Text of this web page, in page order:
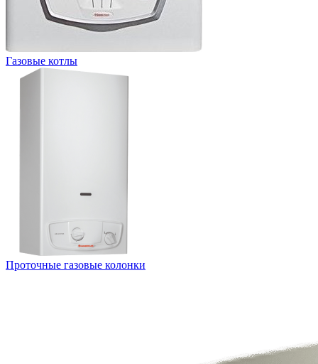
Газовые котлы
Проточные газовые колонки